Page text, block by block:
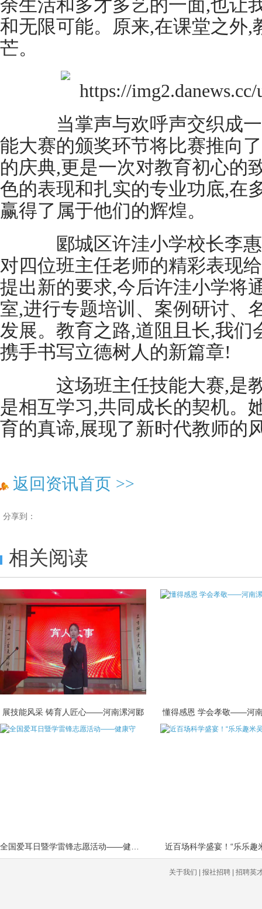
余生活和多才多艺的一面,也让
和无限可能。原来,在课堂之外,
芒。
当掌声与欢呼声交织成一
能大赛的颁奖环节将比赛推向
的庆典,更是一次对教育初心的
色的表现和扎实的专业功底,在
赢得了属于他们的辉煌。
郾城区许洼小学校长李惠
对四位班主任老师的精彩表现
提出新的要求,今后许洼小学将
室,进行专题培训、案例研讨、
发展。教育之路,道阻且长,我们
携手书写立德树人的新篇章!
这场班主任技能大赛,是
是相互学习,共同成长的契机。
育的真谛,展现了新时代教师的
返回资讯首页 >>
分享到：
相关阅读
展技能风采 铸育人匠心——河南漯河郾 懂得感恩 学会孝敬——河
近百场科学盛宴！“乐乐趣
关于我们 | 报社招聘 | 招聘英